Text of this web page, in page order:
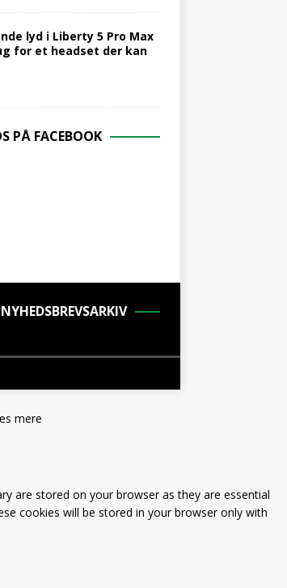
lyd i Liberty 5 Pro Max
for et headset der kan
PÅ FACEBOOK
NYHEDSBREVSARKIV
mere
are stored on your browser as they are essential
cookies will be stored in your browser only with